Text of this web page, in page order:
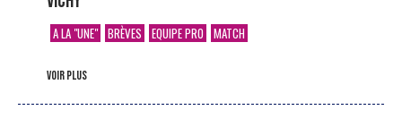
A LA "UNE" BRÈVES EQUIPE PRO MATCH
voir plus